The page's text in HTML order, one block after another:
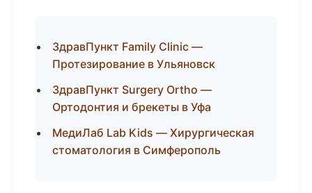
ЗдравПункт Family Clinic —
Протезирование в Ульяновск
ЗдравПункт Surgery Ortho —
Ортодонтия и брекеты в Уфа
МедиЛаб Lab Kids — Хирургическая
стоматология в Симферополь